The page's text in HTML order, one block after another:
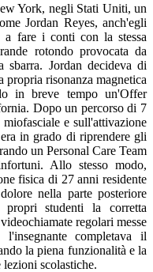
York, negli Stati Uniti, un
Jordan Reyes, anch'egli
a fare i conti con la stessa
rotondo provocata da
sbarra. Jordan decideva di
propria risonanza magnetica
in breve tempo un'Offer
Dopo un percorso di 7
e sull'attivazione
in grado di riprendere gli
un Personal Care Team
Allo stesso modo,
fisica di 27 anni residente
nella parte posteriore
studenti la corretta
regolari messe
completava il
la piena funzionalità e la
lezioni scolastiche.